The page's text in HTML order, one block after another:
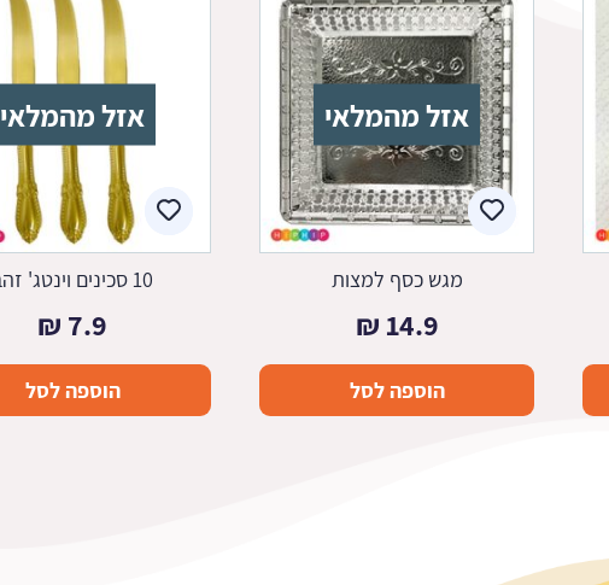
אזל מהמלאי
מגש כסף למצות
14.9
₪
הוספה לסל
אזל מהמלאי
10 סכינים וינטג' זהב
7.9
₪
הוספה לסל